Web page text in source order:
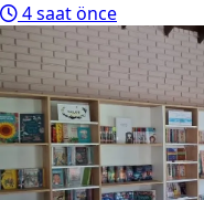
4 saat önce